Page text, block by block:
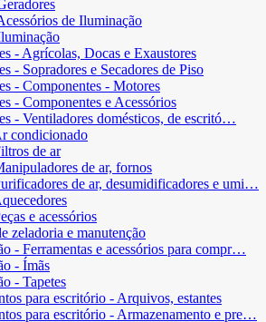
de Iluminação
- Agrícolas, Docas e Exaustores
- Sopradores e Secadores de Piso
- Componentes - Motores
- Componentes e Acessórios
- Ventiladores domésticos, de escritó…
condicionado
de ar
de ar, fornos
de ar, desumidificadores e umi…
e acessórios
zeladoria e manutenção
- Ferramentas e acessórios para compr…
- Ímãs
- Tapetes
para escritório - Arquivos, estantes
para escritório - Armazenamento e pre…